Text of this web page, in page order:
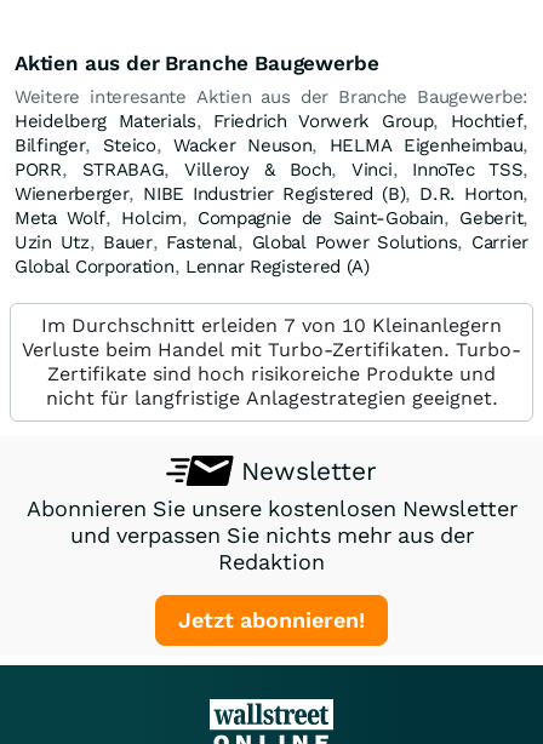
Aktien aus der Branche Baugewerbe
Weitere interesante Aktien aus der Branche Baugewerbe:
Heidelberg Materials, Friedrich Vorwerk Group, Hochtief,
Bilfinger, Steico,Wacker Neuson, HELMA Eigenheimbau,
PORR, STRABAG,Villeroy & Boch,Vinci, InnoTec TSS,
Wienerberger, NIBE Industrier Registered (B), D.R. Horton,
Meta Wolf, Holcim, Compagnie de Saint-Gobain, Geberit,
Uzin Utz, Bauer, Fastenal, Global Power Solutions, Carrier
Global Corporation, Lennar Registered (A)
Im Durchschnitt erleiden 7 von 10 Kleinanlegern
Verluste beim Handel mit Turbo-Zertifikaten. Turbo-
Zertifikate sind hoch risikoreiche Produkte und
nicht für langfristige Anlagestrategien geeignet.
Newsletter
Abonnieren Sie unsere kostenlosen Newsletter
und verpassen Sie nichts mehr aus der
Redaktion
Jetzt abonnieren!